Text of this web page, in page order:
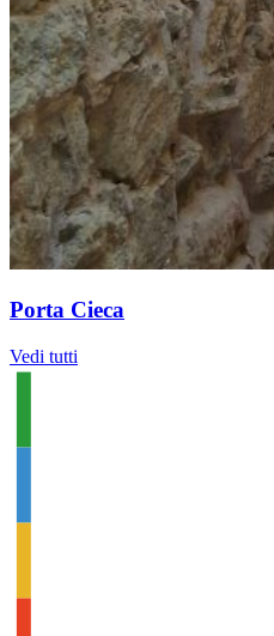
Porta Cieca
Vedi tutti